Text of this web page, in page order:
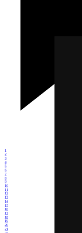
1
2
3
4
5
6
7
8
9
10
11
12
13
14
15
16
17
18
19
20
21